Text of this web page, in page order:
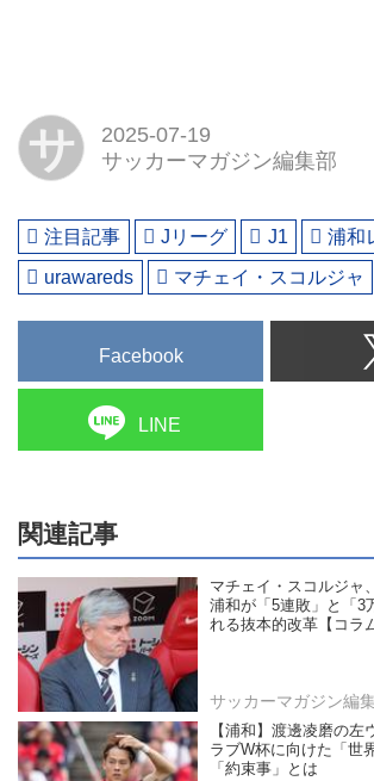
サ
2025-07-19
サッカーマガジン編集部
注目記事 Jリーグ J1
浦和
urawareds
マチェイ・スコルジャ
Facebook
LINE
関連記事
マチェイ・スコルジャ
浦和が「5連敗」と「3
れる抜本的改革【コラ
サッカーマガジン編
【浦和】渡邊凌磨の左
ラブW杯に向けた「世
「約束事」とは